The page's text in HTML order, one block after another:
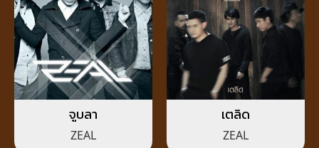
จูบลา
ZEAL
เตลิด
ZEAL